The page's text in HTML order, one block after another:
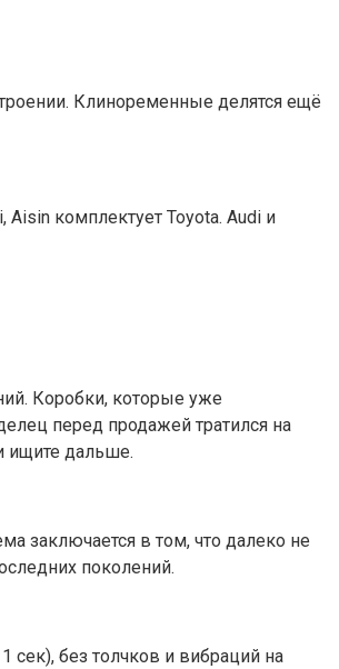
Клиноременные делятся ещё
комплектует Toyota. Audi и
Коробки, которые уже
перед продажей тратился на
ищите дальше.
заключается в том, что далеко не
поколений.
без толчков и вибраций на